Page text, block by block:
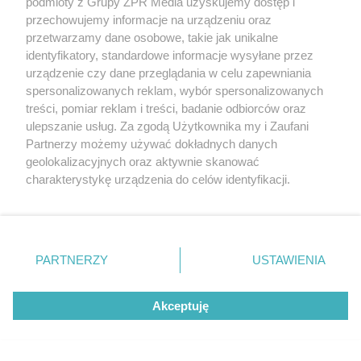
"ESKA Hity na Czasie" – playlista,
która rozkręci każdą chwilę
przechowujemy informacje na urządzeniu oraz
przetwarzamy dane osobowe, takie jak unikalne
identyfikatory, standardowe informacje wysyłane przez
urządzenie czy dane przeglądania w celu zapewniania
spersonalizowanych reklam, wybór spersonalizowanych
treści, pomiar reklam i treści, badanie odbiorców oraz
ulepszanie usług. Za zgodą Użytkownika my i Zaufani
Partnerzy możemy używać dokładnych danych
geolokalizacyjnych oraz aktywnie skanować
charakterystykę urządzenia do celów identyfikacji.
zmienić/wycofać klikając przycisk ustawień prywatności
znajdujący się w lewym dolnym rogu strony
rodzaje przetwarzania danych nie wymagają zgody
użytkownika, ale masz prawo sprzeciwić się takiemu
przetwarzaniu. Preferencje będą miały zastosowanie tylko
PARTNERZY USTAWIENIA
Akceptuję